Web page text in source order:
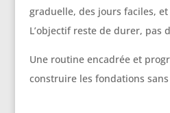
graduelle, des jours faciles,
L’objectif reste de durer, pas
Une routine encadrée et
construire les fondations